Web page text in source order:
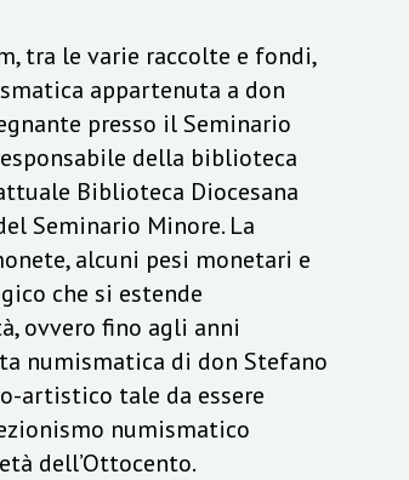
tra le varie raccolte e fondi,
appartenuta a don
presso il Seminario
della biblioteca
Biblioteca Diocesana
Seminario Minore. La
alcuni pesi monetari e
che si estende
ovvero fino agli anni
numismatica di don Stefano
artistico tale da essere
numismatico
dell’Ottocento.